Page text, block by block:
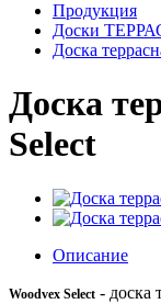
Продукция
Доски
Доска
Доска
Select
Описание
Woodvex Select - доска